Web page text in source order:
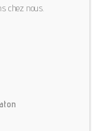
chez nous.